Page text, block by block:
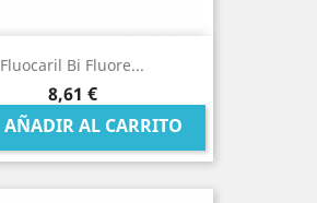
Fluocaril Bi Fluore...
Precio
8,61 €
AÑADIR AL CARRITO